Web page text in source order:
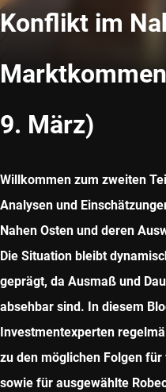
Konflikt im
9. März)
Willkommen zum zweiten
Analysen und
Nahen Osten und deren
Die Situation bleibt
geprägt, da Ausmaß und
absehbar sind. In diesem
Investmentexperten
zu den möglichen Folgen
sowie für ausgewählte